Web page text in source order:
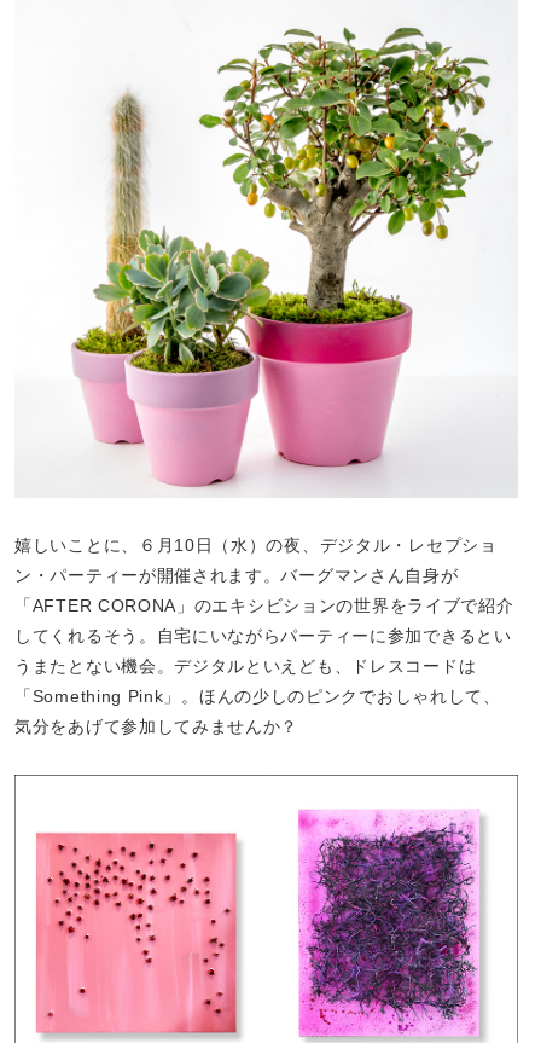
嬉しいことに、６月10日（水）の夜、デジタル・レセプショ
ン・パーティーが開催されます。バーグマンさん自身が
「AFTER CORONA」のエキシビションの世界をライブで紹介
してくれるそう。自宅にいながらパーティーに参加できるとい
うまたとない機会。デジタルといえども、ドレスコードは
「Something Pink」。ほんの少しのピンクでおしゃれして、
気分をあげて参加してみませんか？